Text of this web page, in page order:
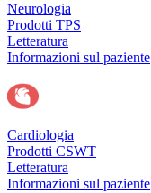
Neurologia
Prodotti TPS
Letteratura
Informazioni sul paziente
Cardiologia
Prodotti CSWT
Letteratura
Informazioni sul paziente